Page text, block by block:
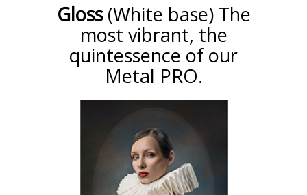
Gloss(White base) The
most vibrant, the
quintessence of our
Metal PRO.